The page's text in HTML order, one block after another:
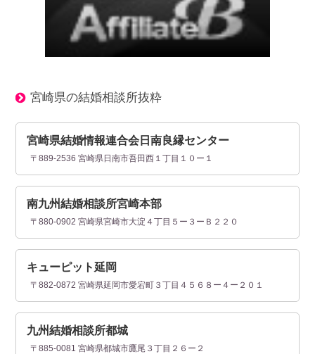
宮崎県の結婚相談所抜粋
宮崎県結婚情報連合会日南良縁センター
〒889-2536 宮崎県日南市吾田西１丁目１０ー１
南九州結婚相談所宮崎本部
〒880-0902 宮崎県宮崎市大淀４丁目５ー３ーＢ２２０
キューピット延岡
〒882-0872 宮崎県延岡市愛宕町３丁目４５６８ー４ー２０１
九州結婚相談所都城
〒885-0081 宮崎県都城市鷹尾３丁目２６ー２